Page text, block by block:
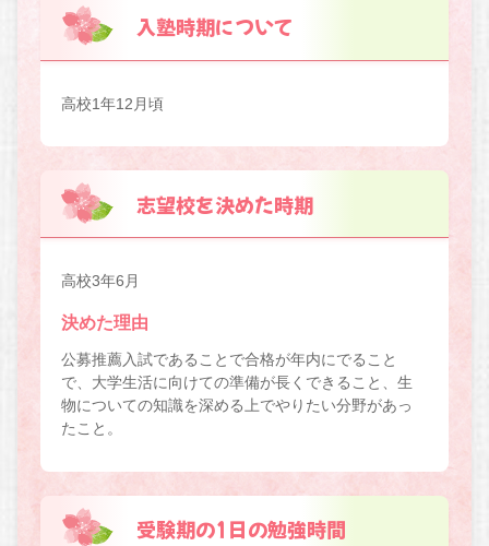
入塾時期について
高校1年12月頃
志望校を決めた時期
高校3年6月
決めた理由
公募推薦入試であることで合格が年内にでること
で、大学生活に向けての準備が長くできること、生
物についての知識を深める上でやりたい分野があっ
たこと。
受験期の1日の勉強時間